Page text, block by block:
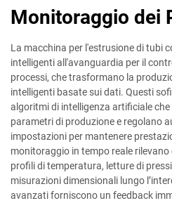
Monitoraggio dei
La macchina per l'estrusione di tubi
intelligenti all'avanguardia per il
processi, che trasformano la
intelligenti basate sui dati. Questi
algoritmi di intelligenza artificiale
parametri di produzione e regolano
impostazioni per mantenere
monitoraggio in tempo reale
profili di temperatura, letture di
misurazioni dimensionali lungo
avanzati forniscono un feedback